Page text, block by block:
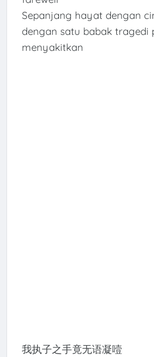
Sepanjang hayat dengan
dengan satu babak tragedi
menyakitkan
我执子之手竟无语凝噎